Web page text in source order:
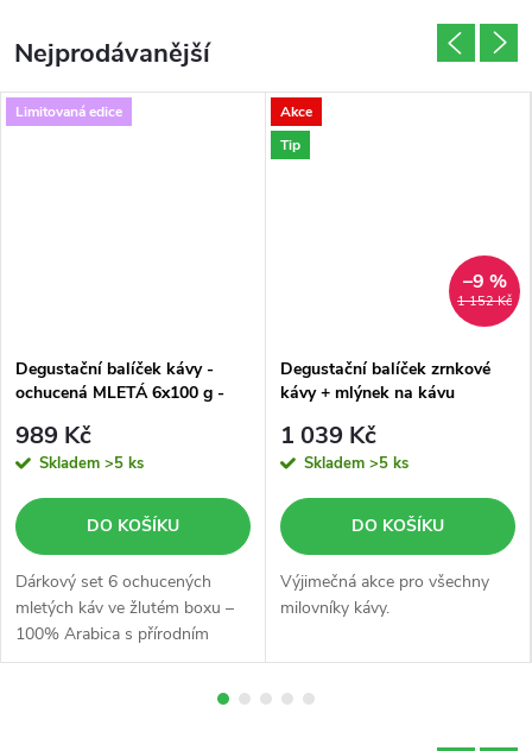
d
o
d
i
n
Nejprodávanější
Limitovaná edice
Degustační balíček kávy -
ochucená MLETÁ 6x100 g -
989 Kč
Skladem >5 ks
DO KOŠÍKU
Dárkový set 6 ochucených
mletých káv ve žlutém boxu –
100% Arabica s přírodním
aroma, 6× 100 g. Šest příchutí,
Akce
Tip
1 152 Kč
–9 %
Degustační balíček zrnkové
kávy + mlýnek na kávu
1 039 Kč
Skladem >5 ks
DO KOŠÍKU
Výjimečná akce pro všechny
milovníky kávy.